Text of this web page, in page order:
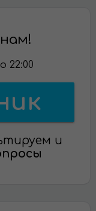
22:00
и